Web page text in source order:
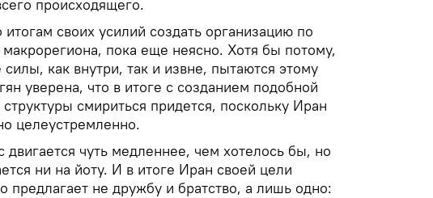
происходящего.
своих усилий создать организацию по
макрорегиона, пока еще неясно. Хотя бы потому,
силы, как внутри, так и извне, пытаются этому
уверена, что в итоге с созданием подобной
смириться придется, поскольку Иран
целеустремленно.
чуть медленнее, чем хотелось бы, но
ни на йоту. И в итоге Иран своей цели
предлагает не дружбу и братство, а лишь одно: